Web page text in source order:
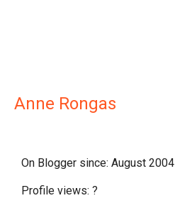
Anne Rongas
On Blogger since: August 2004
Profile views: ?